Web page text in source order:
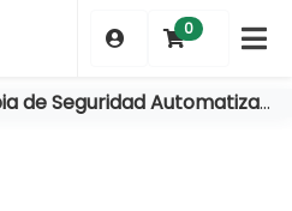
0
Copia de Seguridad Automatizada